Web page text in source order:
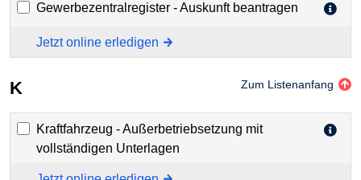
Gewerbezentralregister - Auskunft beantragen
Jetzt online erledigen
K Zum Listenanfang
Kraftfahrzeug - Außerbetriebsetzung mit
vollständigen Unterlagen